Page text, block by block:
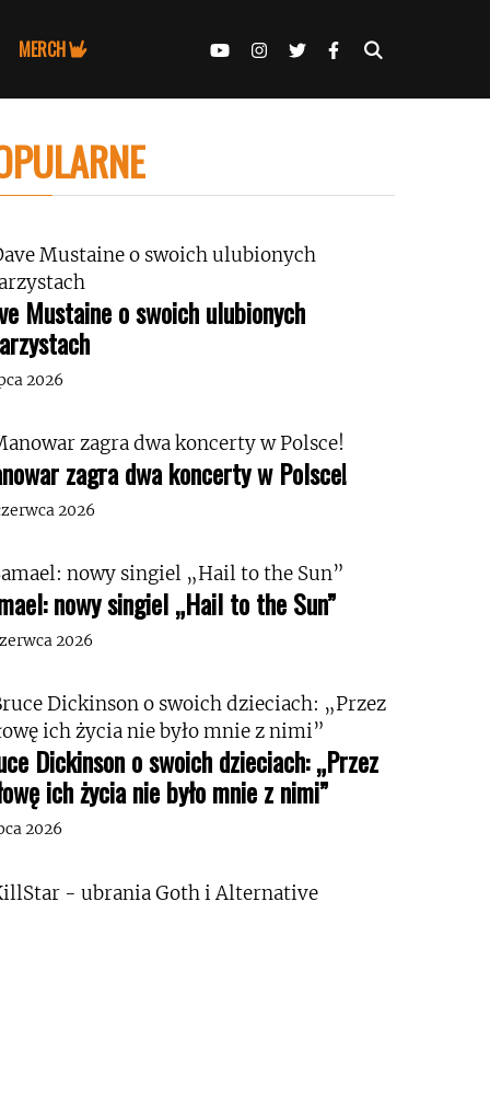
MERCH
Mustaine o swoich ulubionych
2026
zagra dwa koncerty w Polsce!
2026
nowy singiel „Hail to the Sun”
2026
Dickinson o swoich dzieciach: „Przez
ich życia nie było mnie z nimi”
2026